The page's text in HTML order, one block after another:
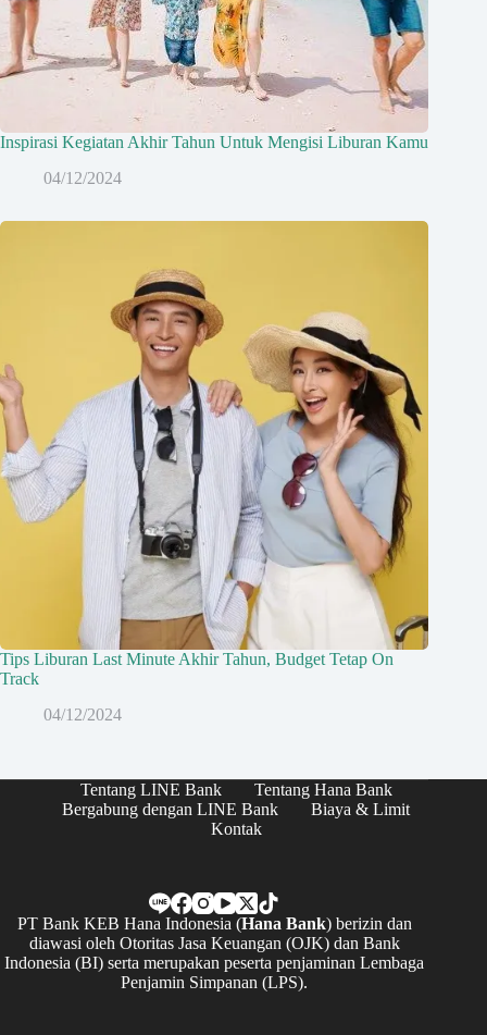
Inspirasi Kegiatan Akhir Tahun Untuk Mengisi Liburan Kamu
04/12/2024
Tips Liburan Last Minute Akhir Tahun, Budget Tetap On
Track
04/12/2024
Tentang LINE Bank
Tentang Hana Bank
Bergabung dengan LINE Bank
Biaya & Limit
Kontak
PT Bank KEB Hana Indonesia (Hana Bank) berizin dan
diawasi oleh Otoritas Jasa Keuangan (OJK) dan Bank
Indonesia (BI) serta merupakan peserta penjaminan Lembaga
Penjamin Simpanan (LPS).